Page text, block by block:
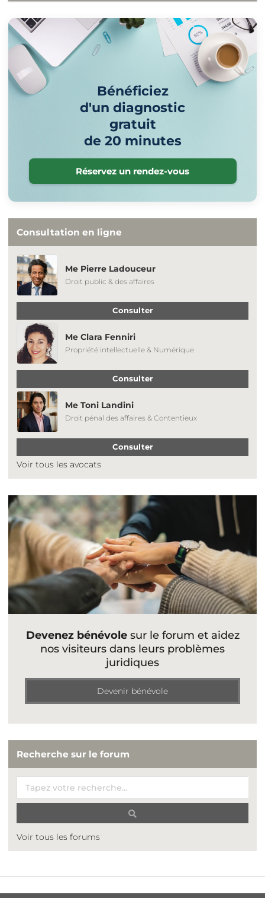
Bénéficiez
d'un diagnostic
gratuit
de 20 minutes
Réservez un rendez-vous
Consultation en ligne
Me Pierre Ladouceur
Droit public & des affaires
Consulter
Me Clara Fenniri
Propriété intellectuelle & Numérique
Consulter
Me Toni Landini
Droit pénal des affaires & Contentieux
Consulter
Voir tous les avocats
Devenez bénévolesur le forum et aidez
nos visiteurs dans leurs problèmes
juridiques
Devenir bénévole
Recherche sur le forum
Voir tous les forums